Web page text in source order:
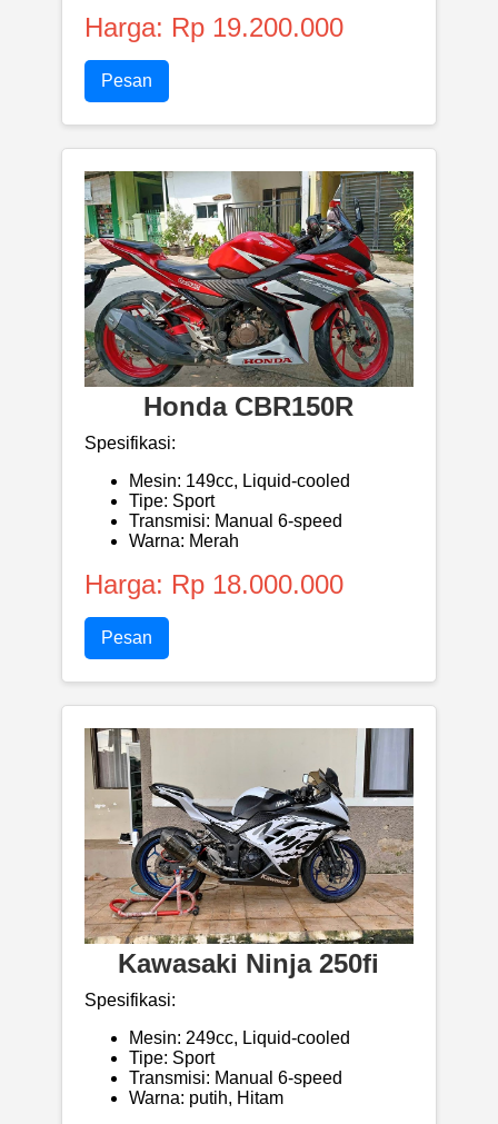
Harga: Rp 19.200.000
Pesan
Honda CBR150R
Spesifikasi:
Mesin: 149cc, Liquid-cooled
Tipe: Sport
Transmisi: Manual 6-speed
Warna: Merah
Harga: Rp 18.000.000
Pesan
Kawasaki Ninja 250fi
Spesifikasi:
Mesin: 249cc, Liquid-cooled
Tipe: Sport
Transmisi: Manual 6-speed
Warna: putih, Hitam